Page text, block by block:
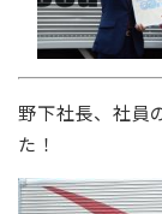
野下社長、社員
た！